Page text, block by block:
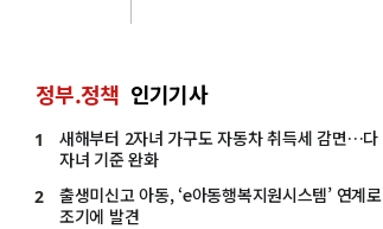
정부.정책 인기기사
1
새해부터 2자녀 가구도 자동차 취득세 감면…다
자녀 기준 완화
2
출생미신고 아동, ‘e아동행복지원시스템’ 연계로
조기에 발견